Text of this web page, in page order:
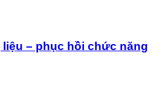
– phục hồi chức năng